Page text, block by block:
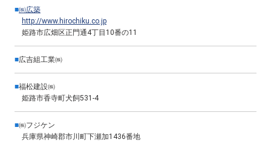
■㈱広築
http://www.hirochiku.co.jp
姫路市広畑区正門通4丁目10番の11
■広吉組工業㈱
■福松建設㈱
姫路市香寺町犬飼531-4
■㈱フジケン
兵庫県神崎郡市川町下瀬加1436番地